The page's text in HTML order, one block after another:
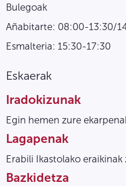
Bulegoak
Añabitarte: 08:00-13:30/
Esmalteria: 15:30-17:30
Eskaerak
Iradokizunak
Egin hemen zure
Lagapenak
Erabili Ikastolako
Bazkidetza